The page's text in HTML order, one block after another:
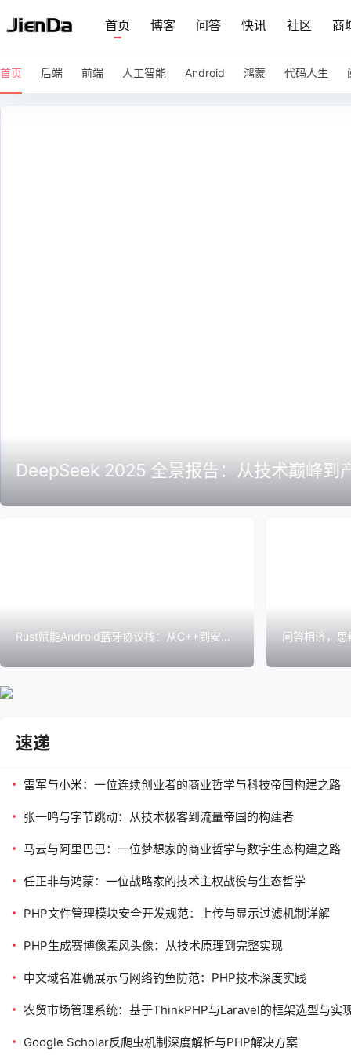
首页 博客 问答 快讯 社区 商
首页 后端 前端 人工智能 Android 鸿蒙 代码人生
DeepSeek 2025 全景报告：从技术巅峰到
Rust赋能Android蓝牙协议栈：从C++到安全
问答相济，
速递
雷军与小米：一位连续创业者的商业哲学与科技帝国构建之路
张一鸣与字节跳动：从技术极客到流量帝国的构建者
马云与阿里巴巴：一位梦想家的商业哲学与数字生态构建之路
任正非与鸿蒙：一位战略家的技术主权战役与生态哲学
PHP文件管理模块安全开发规范：上传与显示过滤机制详解
PHP生成赛博像素风头像：从技术原理到完整实现
中文域名准确展示与网络钓鱼防范：PHP技术深度实践
农贸市场管理系统：基于ThinkPHP与Laravel的框架选型与实
Google Scholar反爬虫机制深度解析与PHP解决方案